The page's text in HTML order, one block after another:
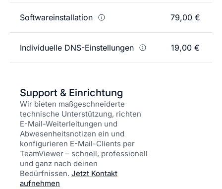
Softwareinstallation 79,00 €
Individuelle DNS-Einstellungen 19,00 €
Support & Einrichtung
Wir bieten maßgeschneiderte
technische Unterstützung, richten
E-Mail-Weiterleitungen und
Abwesenheitsnotizen ein und
konfigurieren E-Mail-Clients per
TeamViewer – schnell, professionell
und ganz nach deinen
Bedürfnissen. Jetzt Kontakt
aufnehmen